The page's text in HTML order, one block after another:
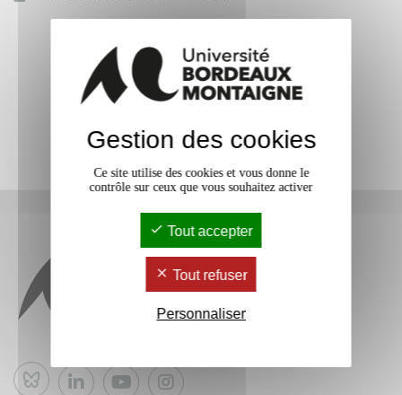
Bluesky
Gestion des cookies
Ce site utilise des cookies et vous donne le
contrôle sur ceux que vous souhaitez activer
Tout accepter
Tout refuser
Personnaliser